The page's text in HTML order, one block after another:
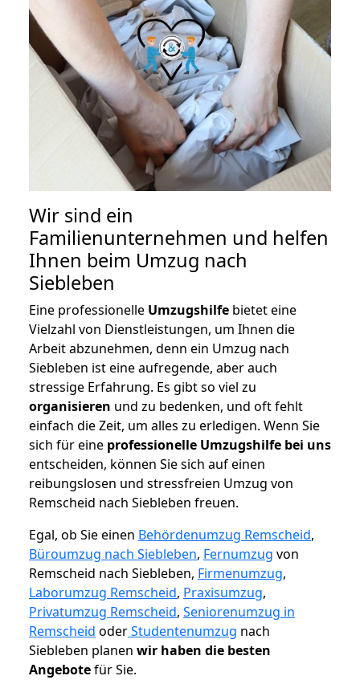
Wir sind ein
Familienunternehmen und helfen
Ihnen beim Umzug nach
Siebleben
Eine professionelle Umzugshilfe bietet eine
Vielzahl von Dienstleistungen, um Ihnen die
Arbeit abzunehmen, denn ein Umzug nach
Siebleben ist eine aufregende, aber auch
stressige Erfahrung. Es gibt so viel zu
organisieren und zu bedenken, und oft fehlt
einfach die Zeit, um alles zu erledigen. Wenn Sie
sich für eine professionelle Umzugshilfe bei uns
entscheiden, können Sie sich auf einen
reibungslosen und stressfreien Umzug von
Remscheid nach Siebleben freuen.
Egal, ob Sie einen Behördenumzug Remscheid,
Büroumzug nach Siebleben, Fernumzug von
Remscheid nach Siebleben, Firmenumzug,
Laborumzug Remscheid, Praxisumzug,
Privatumzug Remscheid, Seniorenumzug in
Remscheid oderStudentenumzug nach
Siebleben planen wir haben die besten
Angebotefür Sie.